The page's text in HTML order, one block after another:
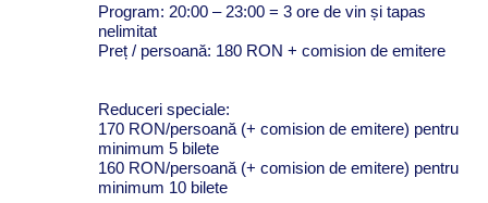
Program: 20:00 – 23:00 = 3 ore de vin și tapas
nelimitat
Preț / persoană: 180 RON + comision de emitere
Reduceri speciale:
170 RON/persoană (+ comision de emitere) pentru
minimum 5 bilete
160 RON/persoană (+ comision de emitere) pentru
minimum 10 bilete